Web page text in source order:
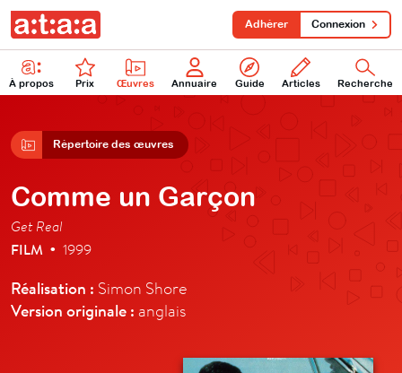
À propos Prix Œuvres Annuaire Guide Articles Recherche
Adhérer Connexion
Répertoire des œuvres
Comme un Garçon
Get Real
FILM • 1999
Réalisation : Simon Shore
Version originale : anglais